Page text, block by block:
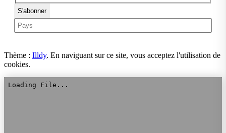
Thème : Illdy. En naviguant sur ce site, vous acceptez l'utilisation de
cookies.